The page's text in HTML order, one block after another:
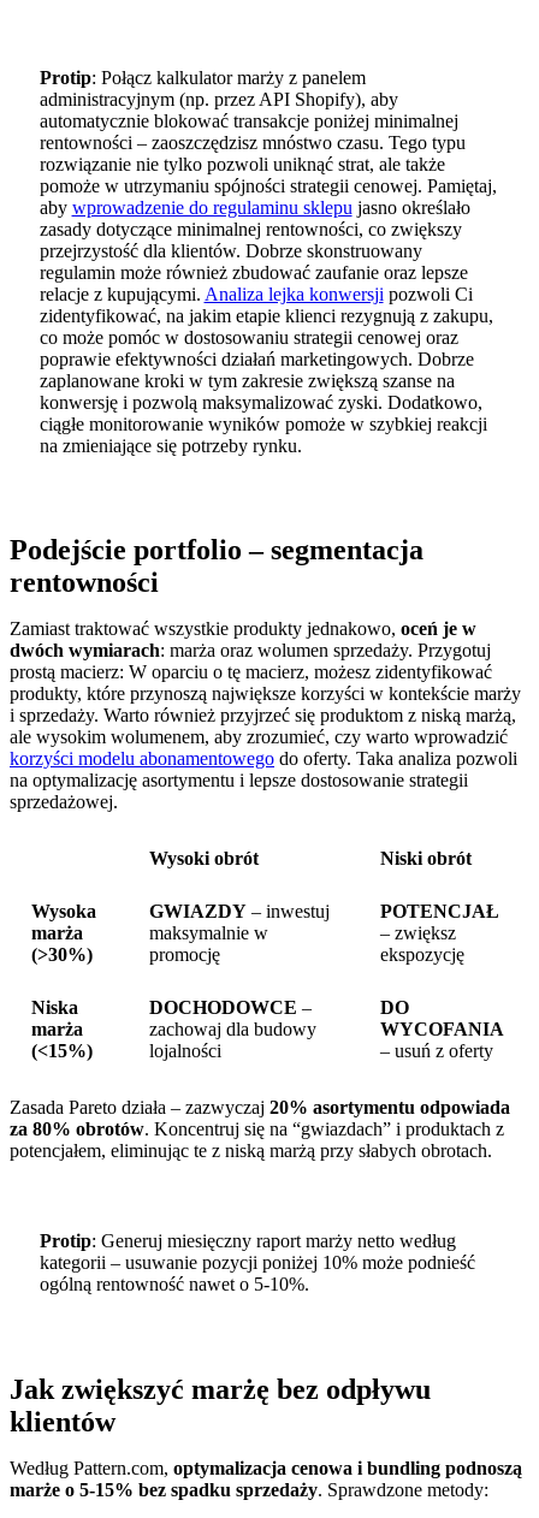
Protip: Połącz kalkulator marży z panelem
administracyjnym (np. przez API Shopify), aby
automatycznie blokować transakcje poniżej minimalnej
rentowności – zaoszczędzisz mnóstwo czasu. Tego typu
rozwiązanie nie tylko pozwoli uniknąć strat, ale także
pomoże w utrzymaniu spójności strategii cenowej. Pamiętaj,
aby wprowadzenie do regulaminu sklepu jasno określało
zasady dotyczące minimalnej rentowności, co zwiększy
przejrzystość dla klientów. Dobrze skonstruowany
regulamin może również zbudować zaufanie oraz lepsze
relacje z kupującymi. Analiza lejka konwersji pozwoli Ci
zidentyfikować, na jakim etapie klienci rezygnują z zakupu,
co może pomóc w dostosowaniu strategii cenowej oraz
poprawie efektywności działań marketingowych. Dobrze
zaplanowane kroki w tym zakresie zwiększą szanse na
konwersję i pozwolą maksymalizować zyski. Dodatkowo,
ciągłe monitorowanie wyników pomoże w szybkiej reakcji
na zmieniające się potrzeby rynku.
Podejście portfolio – segmentacja
rentowności
Zamiast traktować wszystkie produkty jednakowo, oceń je w
dwóch wymiarach: marża oraz wolumen sprzedaży. Przygotuj
prostą macierz: W oparciu o tę macierz, możesz zidentyfikować
produkty, które przynoszą największe korzyści w kontekście marży
i sprzedaży. Warto również przyjrzeć się produktom z niską marżą,
ale wysokim wolumenem, aby zrozumieć, czy warto wprowadzić
korzyści modelu abonamentowego do oferty. Taka analiza pozwoli
na optymalizację asortymentu i lepsze dostosowanie strategii
sprzedażowej.
Wysoki obrót Niski obrót
Wysoka
marża
(>30%)
GWIAZDY – inwestuj
maksymalnie w
promocję
POTENCJAŁ
– zwiększ
ekspozycję
Niska
marża
(<15%)
DOCHODOWCE –
zachowaj dla budowy
lojalności
DO
WYCOFANIA
– usuń z oferty
Zasada Pareto działa – zazwyczaj 20% asortymentu odpowiada
za 80% obrotów. Koncentruj się na “gwiazdach” i produktach z
potencjałem, eliminując te z niską marżą przy słabych obrotach.
Protip: Generuj miesięczny raport marży netto według
kategorii – usuwanie pozycji poniżej 10% może podnieść
ogólną rentowność nawet o 5-10%.
Jak zwiększyć marżę bez odpływu
klientów
Według Pattern.com, optymalizacja cenowa i bundling podnoszą
marże o 5-15% bez spadku sprzedaży. Sprawdzone metody: